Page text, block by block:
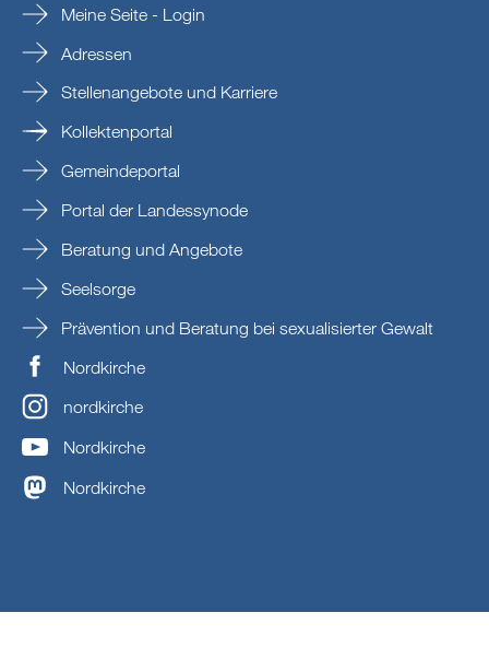
Meine Seite - Login
Adressen
Stellenangebote und Karriere
Kollektenportal
Gemeindeportal
Portal der Landessynode
Beratung und Angebote
Seelsorge
Prävention und Beratung bei sexualisierter Gewalt
Nordkirche
nordkirche
Nordkirche
Nordkirche